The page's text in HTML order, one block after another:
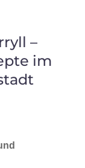
–
im